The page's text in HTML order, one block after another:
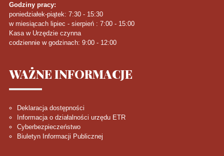
Godziny pracy:
poniedziałek-piątek: 7:30 - 15:30
w miesiącach lipiec - sierpień : 7:00 - 15:00
Kasa w Urzędzie czynna
codziennie w godzinach: 9:00 - 12:00
WAŻNEINFORMACJE
Deklaracja dostępności
Informacja o działalności urzędu ETR
Cyberbezpieczeństwo
Biuletyn Informacji Publicznej